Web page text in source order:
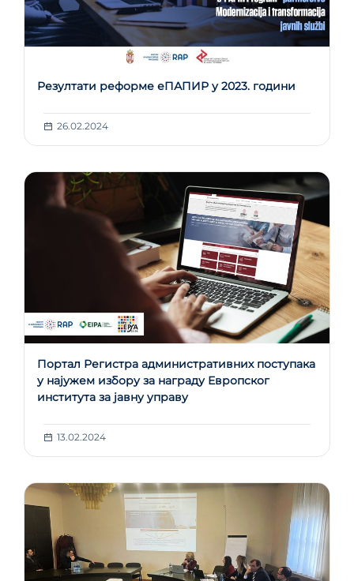
Резултати реформе еПАПИР у 2023. години
26.02.2024
Портал Регистра административних поступака
у најужем избору за награду Европског
института за јавну управу
13.02.2024